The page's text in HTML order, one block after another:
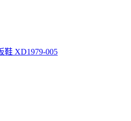
鞋 XD1979-005